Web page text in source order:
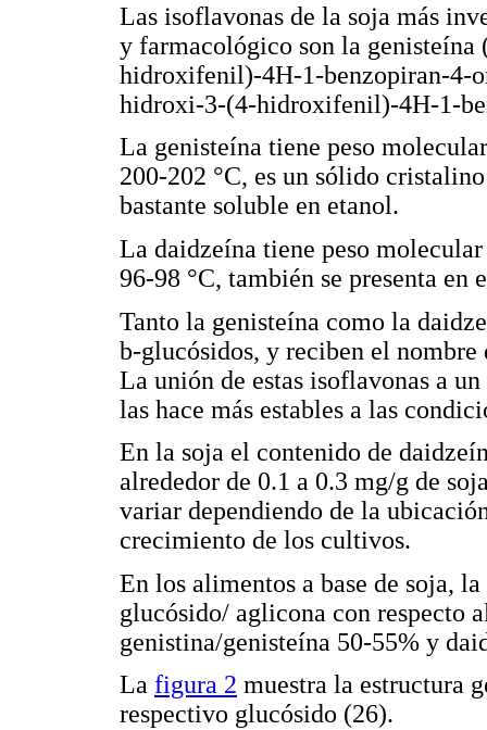
Las isoflavonas de la soja más
y farmacológico son la
hidroxifenil)-4H-1-benzopiran-4-
hidroxi-3-(4-hidroxifenil)-4H-1-
La genisteína tiene peso
200-202 °C, es un sólido
bastante soluble en etanol.
La daidzeína tiene peso
96-98 °C, también se presenta en
Tanto la genisteína como la
b-glucósidos, y reciben el
La unión de estas isoflavonas a
las hace más estables a las
En la soja el contenido de
alrededor de 0.1 a 0.3 mg/g de
variar dependiendo de la
crecimiento de los cultivos.
En los alimentos a base de soja,
glucósido/ aglicona con respecto
genistina/genisteína 50-55% y
La figura 2 muestra la estructura
respectivo glucósido (26).